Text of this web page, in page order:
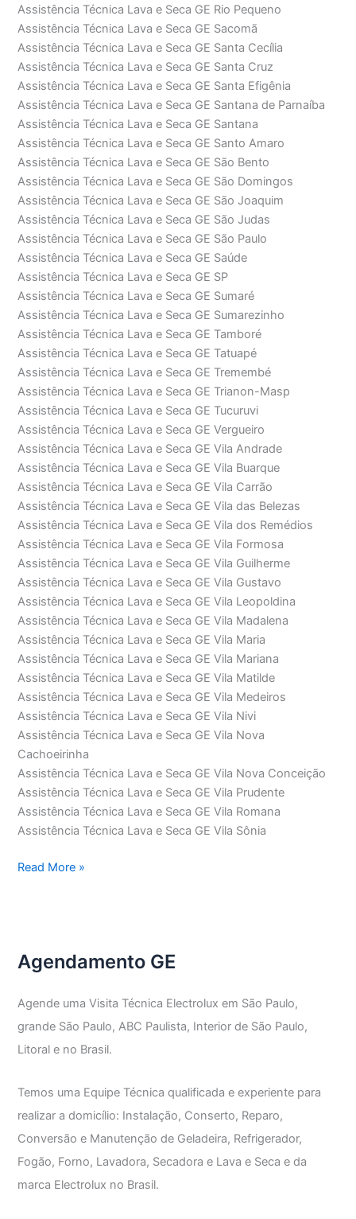
Assistência Técnica Lava e Seca GE Rio Pequeno
Assistência Técnica Lava e Seca GE Sacomã
Assistência Técnica Lava e Seca GE Santa Cecília
Assistência Técnica Lava e Seca GE Santa Cruz
Assistência Técnica Lava e Seca GE Santa Efigênia
Assistência Técnica Lava e Seca GE Santana de Parnaíba
Assistência Técnica Lava e Seca GE Santana
Assistência Técnica Lava e Seca GE Santo Amaro
Assistência Técnica Lava e Seca GE São Bento
Assistência Técnica Lava e Seca GE São Domingos
Assistência Técnica Lava e Seca GE São Joaquim
Assistência Técnica Lava e Seca GE São Judas
Assistência Técnica Lava e Seca GE São Paulo
Assistência Técnica Lava e Seca GE Saúde
Assistência Técnica Lava e Seca GE SP
Assistência Técnica Lava e Seca GE Sumaré
Assistência Técnica Lava e Seca GE Sumarezinho
Assistência Técnica Lava e Seca GE Tamboré
Assistência Técnica Lava e Seca GE Tatuapé
Assistência Técnica Lava e Seca GE Tremembé
Assistência Técnica Lava e Seca GE Trianon-Masp
Assistência Técnica Lava e Seca GE Tucuruvi
Assistência Técnica Lava e Seca GE Vergueiro
Assistência Técnica Lava e Seca GE Vila Andrade
Assistência Técnica Lava e Seca GE Vila Buarque
Assistência Técnica Lava e Seca GE Vila Carrão
Assistência Técnica Lava e Seca GE Vila das Belezas
Assistência Técnica Lava e Seca GE Vila dos Remédios
Assistência Técnica Lava e Seca GE Vila Formosa
Assistência Técnica Lava e Seca GE Vila Guilherme
Assistência Técnica Lava e Seca GE Vila Gustavo
Assistência Técnica Lava e Seca GE Vila Leopoldina
Assistência Técnica Lava e Seca GE Vila Madalena
Assistência Técnica Lava e Seca GE Vila Maria
Assistência Técnica Lava e Seca GE Vila Mariana
Assistência Técnica Lava e Seca GE Vila Matilde
Assistência Técnica Lava e Seca GE Vila Medeiros
Assistência Técnica Lava e Seca GE Vila Nivi
Assistência Técnica Lava e Seca GE Vila Nova
Cachoeirinha
Assistência Técnica Lava e Seca GE Vila Nova Conceição
Assistência Técnica Lava e Seca GE Vila Prudente
Assistência Técnica Lava e Seca GE Vila Romana
Assistência Técnica Lava e Seca GE Vila Sônia
Assistência
GE
Read More »
Agendamento GE
Agende uma Visita Técnica Electrolux em São Paulo,
grande São Paulo, ABC Paulista, Interior de São Paulo,
Litoral e no Brasil.
Temos uma Equipe Técnica qualificada e experiente para
realizar a domicílio: Instalação, Conserto, Reparo,
Conversão e Manutenção de Geladeira, Refrigerador,
Fogão, Forno, Lavadora, Secadora e Lava e Seca e da
marca Electrolux no Brasil.